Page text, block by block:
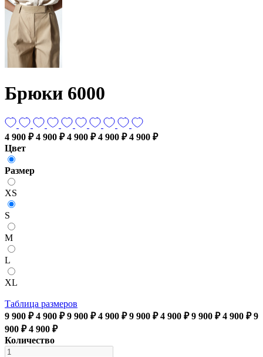
Брюки 6000
4 900 ₽ 4 900 ₽ 4 900 ₽ 4 900 ₽ 4 900 ₽
Цвет
Размер
XS
S
M
L
XL
Таблица размеров
9 900 ₽ 4 900 ₽ 9 900 ₽ 4 900 ₽ 9 900 ₽ 4 900 ₽ 9 900 ₽ 4 900 ₽ 9
900 ₽ 4 900 ₽
Количество